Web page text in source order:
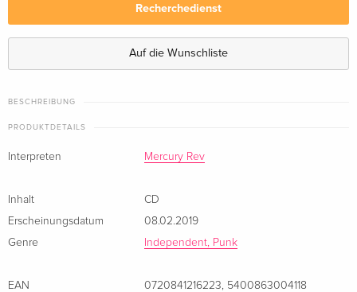
Recherchedienst
Auf die Wunschliste
BESCHREIBUNG
PRODUKTDETAILS
Interpreten Mercury Rev
Inhalt
CD
Erscheinungsdatum
08.02.2019
Genre
Independent, Punk
EAN 0720841216223 5400863004118